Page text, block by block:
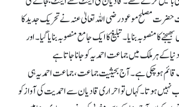
مصلح موعود رضی اللہ تعالیٰ عنہ نے تحریک جدید کا
کا منصوبہ بنایا۔ تبلیغ کا ایک جامع منصوبہ بنایا گیا۔ اور
کے ہر ملک میں جماعت احمدیہ کو جانا جاتا ہے
قائم ہو چکی ہے۔ آج بحیثیت جماعت، جماعت احمدیہ ہی
ہوتا۔ کہاں تو احراری قادیان سے احمدیت کی آواز کو